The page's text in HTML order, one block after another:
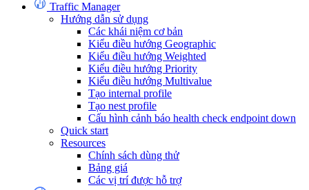
Traffic Manager
Hướng dẫn sử dụng
Các khái niệm cơ bản
Kiểu điều hướng Geographic
Kiểu điều hướng Weighted
Kiểu điều hướng Priority
Kiểu điều hướng Multivalue
Tạo internal profile
Tạo nest profile
Cấu hình cảnh báo health check endpoint down
Quick start
Resources
Chính sách dùng thử
Bảng giá
Các vị trí được hỗ trợ